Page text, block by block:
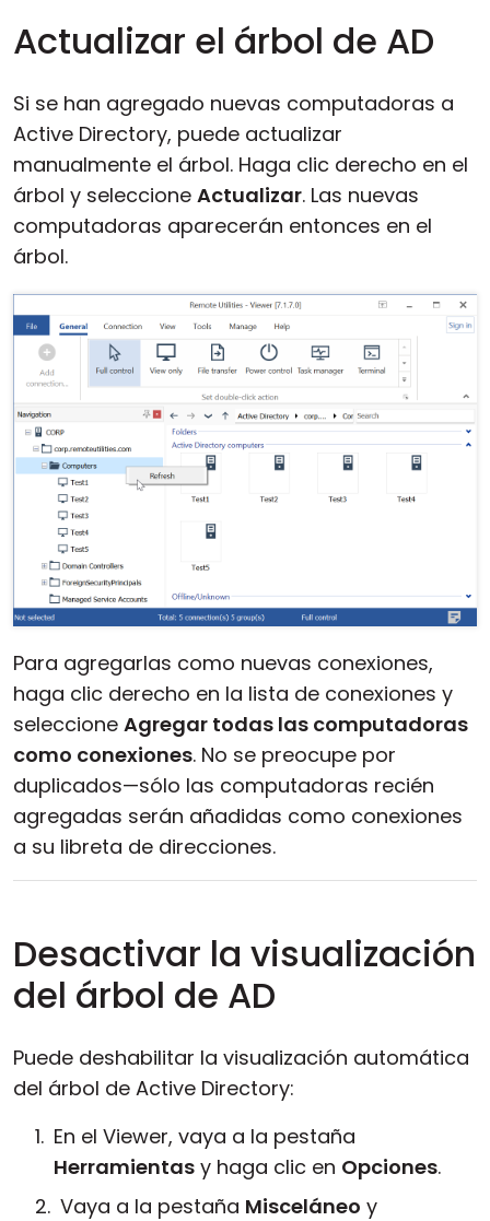
Actualizar el árbol de AD
Si se han agregado nuevas computadoras a
Active Directory, puede actualizar
manualmente el árbol. Haga clic derecho en el
árbol y seleccione Actualizar. Las nuevas
computadoras aparecerán entonces en el
árbol.
Para agregarlas como nuevas conexiones,
haga clic derecho en la lista de conexiones y
seleccione Agregar todas las computadoras
como conexiones. No se preocupe por
duplicados—sólo las computadoras recién
agregadas serán añadidas como conexiones
a su libreta de direcciones.
Desactivar la visualización
del árbol de AD
Puede deshabilitar la visualización automática
del árbol de Active Directory:
En el Viewer, vaya a la pestaña
Herramientas y haga clic en Opciones.
Vaya a la pestaña Misceláneo y